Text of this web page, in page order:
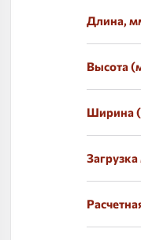
Длина,
Высота
Ширина